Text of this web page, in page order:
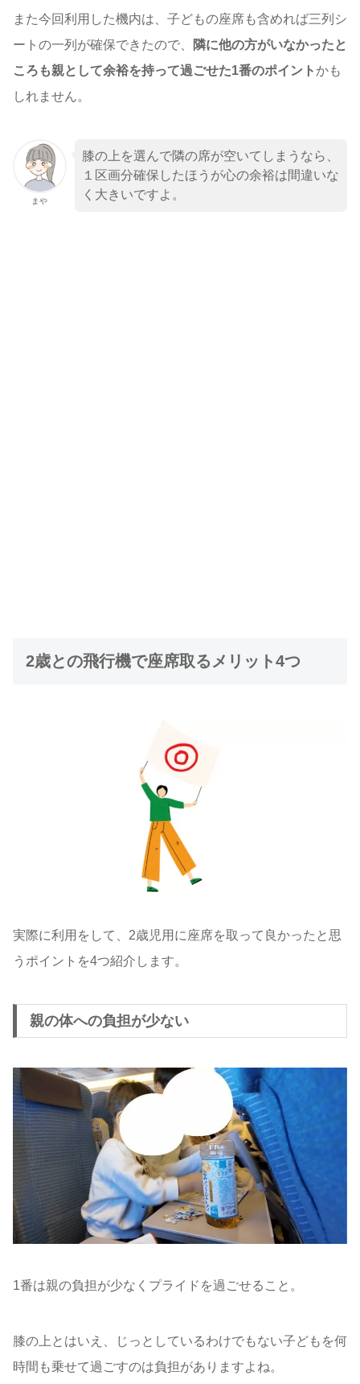
また今回利用した機内は、子どもの座席も含めれば三列シ
ートの一列が確保できたので、
隣に他の方がいなかったと
ころも親として余裕を持って過ごせた1番のポイントかも
しれません。
まや
膝の上を選んで隣の席が空いてしまうなら、
１区画分確保したほうが心の余裕は間違いな
く大きいですよ。
2歳との飛行機で座席取るメリット4つ
実際に利用をして、2歳児用に座席を取って良かったと思
うポイントを4つ紹介します。
親の体への負担が少ない
1番は親の負担が少なくプライドを過ごせること。
膝の上とはいえ、じっとしているわけでもない子どもを何
時間も乗せて過ごすのは負担がありますよね。